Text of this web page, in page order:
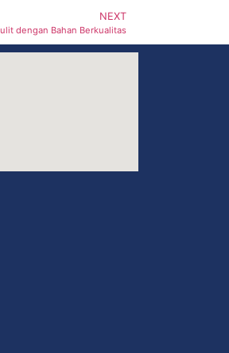
NEXT
dengan Bahan Berkualitas